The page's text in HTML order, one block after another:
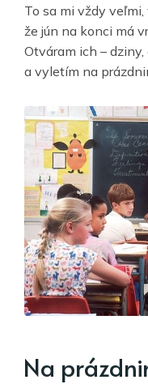
To sa mi vždy veľmi,
že jún na konci má
Otváram ich – dziny,
a vyletím na
Na